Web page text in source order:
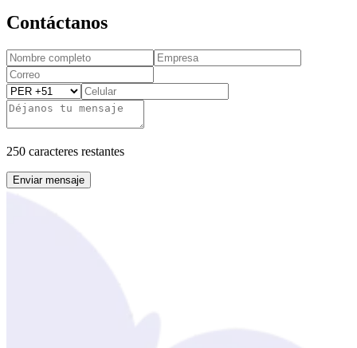
Contáctanos
250 caracteres restantes
Enviar mensaje